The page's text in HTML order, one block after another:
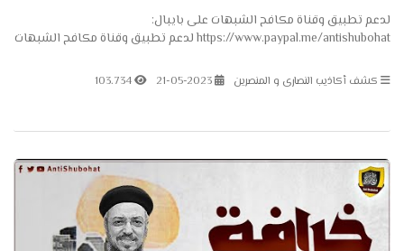
لدعم تطبيق وقناة مكافح الشبهات على بايبال:
https://www.paypal.me/antishubohat لدعم تطبيق وقناة مكافح الشبهات
فودافون...
كشف أكاذيب النصارى و المنصرين 21-05-2023
103.734